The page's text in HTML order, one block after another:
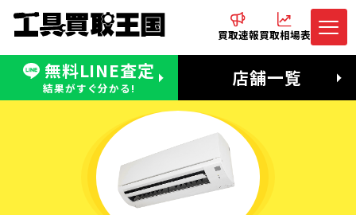
買取速報買取相場表
無料LINE査定
結果がすぐ分かる! 店舗一覧
無料LINE査定
受付：11:00〜19:00 木曜定休日
電話でお問合わせ
営業時間：11:00〜20:00